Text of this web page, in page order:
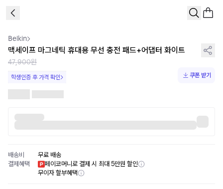
Belkin
맥세이프 마그네틱 휴대용 무선 충전 패드+어댑터 화이트
47,900원
학생인증 후 가격 확인 쿠폰 받기
배송비
무료 배송
결제혜택
페이코머니로 결제 시 최대 5만원 할인
무이자 할부혜택